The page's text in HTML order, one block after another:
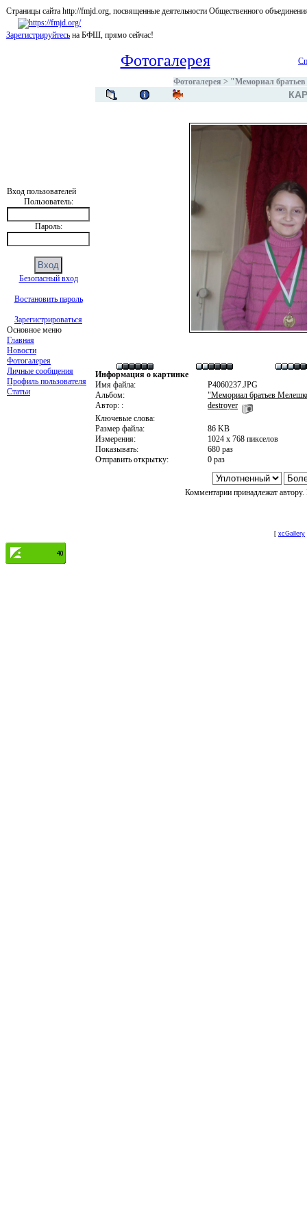
Страницы сайта http://fmjd.org, посвященные деятельности Общественного
Зарегистрируйтесь на БФШ, прямо сейчас!
Вход пользователей
Пользователь:
Пароль:
Безопасный вход
Востановить пароль
Зарегистрироваться
Основное меню
Главная
Новости
Фотогалерея
Личные сообщения
Профиль пользователя
Статьи
Фотогалерея
Фотогалерея > "Мемориал
Информация о картинке
Имя файла:
P4060237.JPG
Альбом:
"Мемориал братьев
Автор: :
destroyer
Ключевые слова:
Размер файла:
86 KB
Измерения:
1024 x 768 пикселов
Показывать:
680 раз
Отправить открытку:
0 раз
Комментарии принадлежат
[ xcGallery